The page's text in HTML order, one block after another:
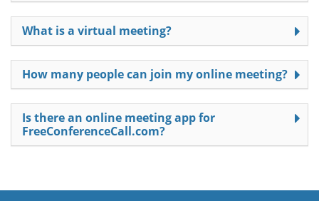
What is a virtual meeting?
How many people can join my online meeting?
Is there an online meeting app for
FreeConferenceCall.com?